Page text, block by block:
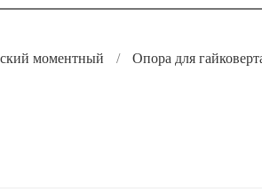
моментный Опора для